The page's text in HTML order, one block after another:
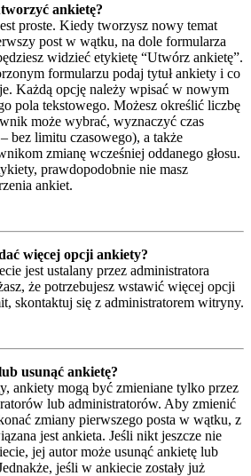
ankietę?
proste. Kiedy tworzysz nowy temat
post w wątku, na dole formularza
widzieć etykietę “Utwórz ankietę”.
formularzu podaj tytuł ankiety i co
Każdą opcję należy wpisać w nowym
pola tekstowego. Możesz określić liczbę
może wybrać, wyznaczyć czas
bez limitu czasowego), a także
zmianę wcześniej oddanego głosu.
prawdopodobnie nie masz
ankiet.
więcej opcji ankiety?
jest ustalany przez administratora
że potrzebujesz wstawić więcej opcji
skontaktuj się z administratorem witryny.
usunąć ankietę?
ankiety mogą być zmieniane tylko przez
lub administratorów. Aby zmienić
zmiany pierwszego posta w wątku, z
jest ankieta. Jeśli nikt jeszcze nie
jej autor może usunąć ankietę lub
jeśli w ankiecie zostały już